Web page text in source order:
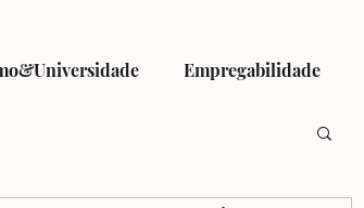
Empregabilidade